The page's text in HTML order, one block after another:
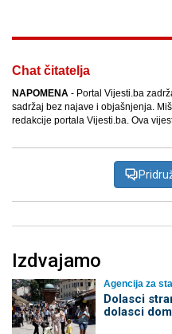
Chat čitatelja
NAPOMENA - Portal Vijesti.ba
sadržaj bez najave i objašnjenja.
redakcije portala Vijesti.ba. Ova
Izdvajamo
Agencija za
Dolasci
dolasci